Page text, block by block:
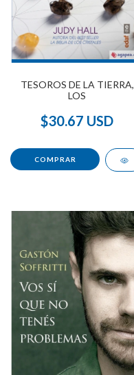
TESOROS DE LA TIERRA,
LOS
$30.67 USD